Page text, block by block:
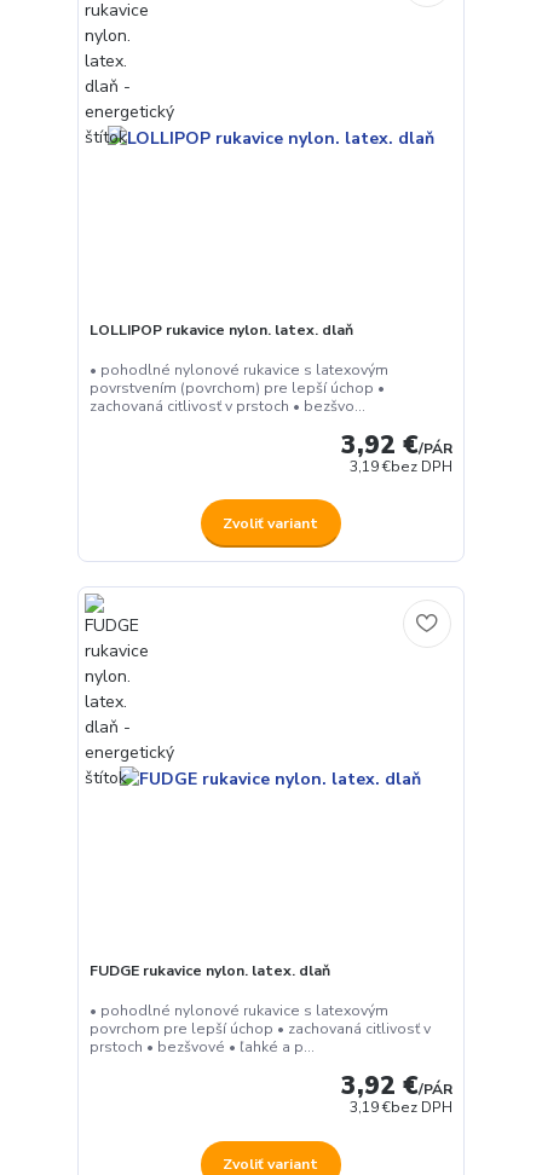
LOLLIPOP rukavice nylon. latex. dlaň
• pohodlné nylonové rukavice s latexovým
povrstvením (povrchom) pre lepší úchop •
zachovaná citlivosť v prstoch • bezšvo...
3,92 €/PÁR
3,19 €bez DPH
Zvoliť variant
FUDGE rukavice nylon. latex. dlaň
• pohodlné nylonové rukavice s latexovým
povrchom pre lepší úchop • zachovaná citlivosť v
prstoch • bezšvové • ľahké a p...
3,92 €/PÁR
3,19 €bez DPH
Zvoliť variant